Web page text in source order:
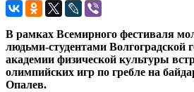
В рамках Всемирного фестиваля
людьми-студентами Волгоградской
академии физической культуры
олимпийских игр по гребле на
Опалев.